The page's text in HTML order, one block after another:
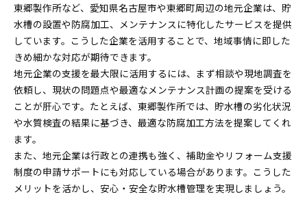
東郷製作所など、愛知県名古屋市や東郷町周辺の地元企業は、貯
水槽の設置や防腐加工、メンテナンスに特化したサービスを提供
しています。こうした企業を活用することで、地域事情に即した
きめ細かな対応が期待できます。
地元企業の支援を最大限に活用するには、まず相談や現地調査を
依頼し、現状の問題点や最適なメンテナンス計画の提案を受ける
ことが肝心です。たとえば、東郷製作所では、貯水槽の劣化状況
や水質検査の結果に基づき、最適な防腐加工方法を提案してくれ
ます。
また、地元企業は行政との連携も強く、補助金やリフォーム支援
制度の申請サポートにも対応している場合があります。こうした
メリットを活かし、安心・安全な貯水槽管理を実現しましょう。